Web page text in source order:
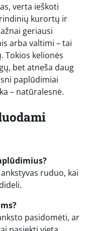
verta ieškoti
kurortų ir
geriausi
arba valtimi – tai
Tokios kelionės
bet atneša daug
paplūdimiai
– natūralesnė.
ruduo, kai
pasidomėti, ar